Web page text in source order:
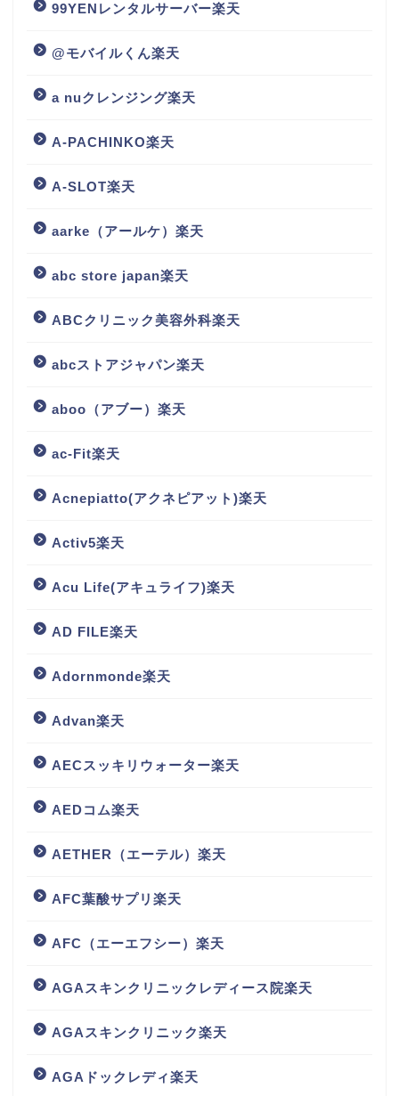
99YENレンタルサーバー楽天
@モバイルくん楽天
a nuクレンジング楽天
A-PACHINKO楽天
A-SLOT楽天
aarke（アールケ）楽天
abc store japan楽天
ABCクリニック美容外科楽天
abcストアジャパン楽天
aboo（アブー）楽天
ac-Fit楽天
Acnepiatto(アクネピアット)楽天
Activ5楽天
Acu Life(アキュライフ)楽天
AD FILE楽天
Adornmonde楽天
Advan楽天
AECスッキリウォーター楽天
AEDコム楽天
AETHER（エーテル）楽天
AFC葉酸サプリ楽天
AFC（エーエフシー）楽天
AGAスキンクリニックレディース院楽天
AGAスキンクリニック楽天
AGAドックレディ楽天